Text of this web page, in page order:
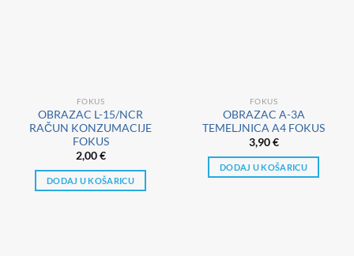
FOKUS
OBRAZAC L-15/NCR
RAČUN KONZUMACIJE
FOKUS
2,00€
DODAJ U KOŠARICU
FOKUS
OBRAZAC A-3A
TEMELJNICA A4 FOKUS
3,90€
DODAJ U KOŠARICU